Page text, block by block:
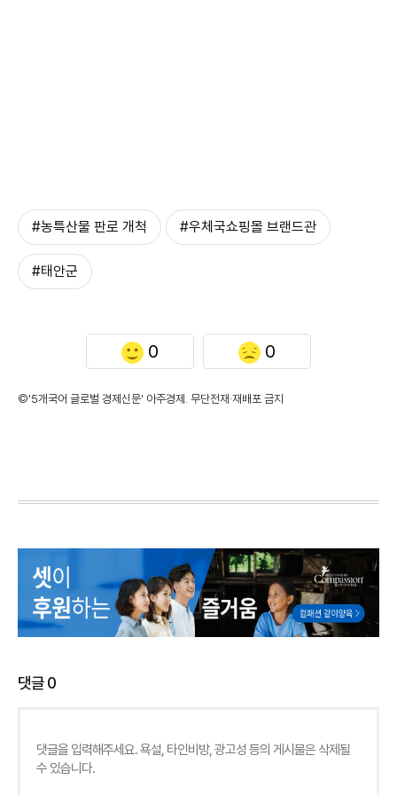
#농특산물 판로 개척 #우체국쇼핑몰 브랜드관
#태안군
0 0
©'5개국어 글로벌 경제신문' 아주경제. 무단전재·재배포 금지
댓글0